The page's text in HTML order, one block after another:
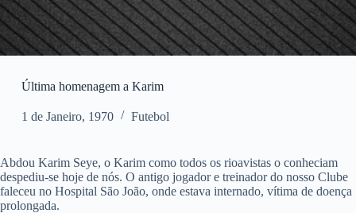
Última homenagem a Karim
1 de Janeiro, 1970 Futebol
Abdou Karim Seye, o Karim como todos os rioavistas o conheciam
despediu-se hoje de nós. O antigo jogador e treinador do nosso Clube
faleceu no Hospital São João, onde estava internado, vítima de doença
prolongada.